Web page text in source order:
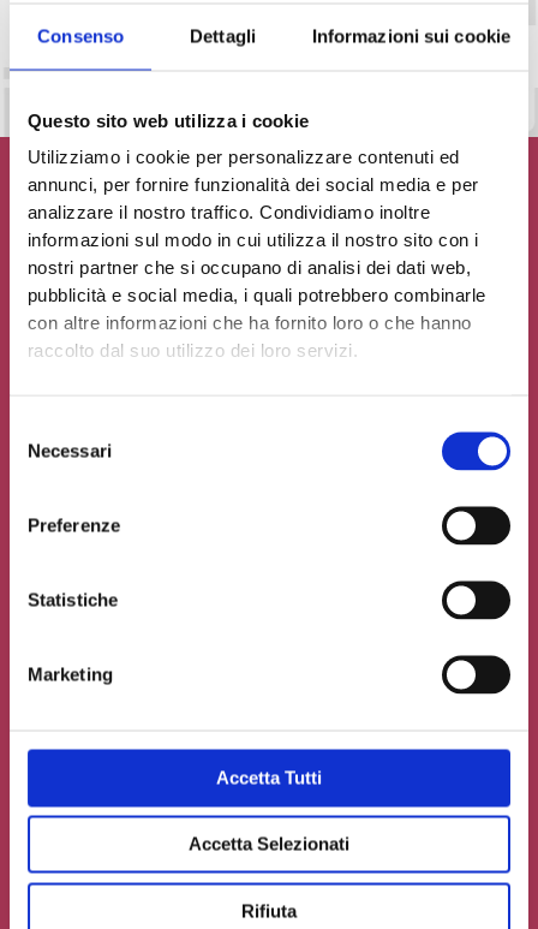
Consenso Dettagli Informazioni sui cookie
Questo sito web utilizza i cookie
Utilizziamo i cookie per personalizzare contenuti ed
annunci, per fornire funzionalità dei social media e per
analizzare il nostro traffico. Condividiamo inoltre
informazioni sul modo in cui utilizza il nostro sito con i
nostri partner che si occupano di analisi dei dati web,
pubblicità e social media, i quali potrebbero combinarle
con altre informazioni che ha fornito loro o che hanno
raccolto dal suo utilizzo dei loro servizi.
delNecessari
Preferenze
Statistiche
Marketing
Accetta Tutti
Accetta Selezionati
Rifiuta
INVIA MESSAGGIO
Contribuisci al glossario
Seleziona un'opzione
Carica un file se necessario
INVIA IL TUO CONTRIBUTO